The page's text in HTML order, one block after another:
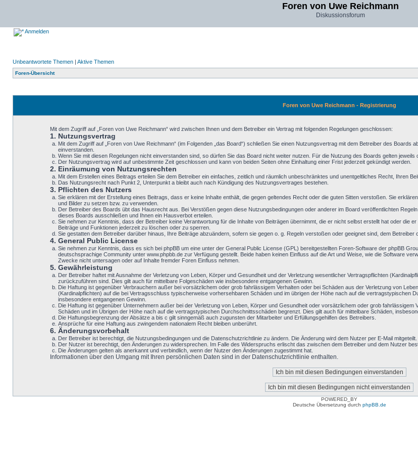
Foren von Uwe Reichmann
Diskussionsforum
Anmelden
Unbeantwortete Themen | Aktive Themen
Foren-Übersicht
Foren von Uwe Reichmann - Registrierung
Mit dem Zugriff auf „Foren von Uwe Reichmann“ wird zwischen Ihnen und dem Betreiber ein Vertrag mit folgenden Regelungen geschlossen:
1. Nutzungsvertrag
Mit dem Zugriff auf „Foren von Uwe Reichmann“ (im Folgenden „das Board“) schließen Sie einen Nutzungsvertrag mit dem Betreiber des Boards
einverstanden.
Wenn Sie mit diesen Regelungen nicht einverstanden sind, so dürfen Sie das Board nicht weiter nutzen. Für die Nutzung des Boards gelten jeweils
Der Nutzungsvertrag wird auf unbestimmte Zeit geschlossen und kann von beiden Seiten ohne Einhaltung einer Frist jederzeit gekündigt werden.
2. Einräumung von Nutzungsrechten
Mit dem Erstellen eines Beitrags erteilen Sie dem Betreiber ein einfaches, zeitlich und räumlich unbeschränktes und unentgeltliches Recht, Ihren
Das Nutzungsrecht nach Punkt 2, Unterpunkt a bleibt auch nach Kündigung des Nutzungsvertrages bestehen.
3. Pflichten des Nutzers
Sie erklären mit der Erstellung eines Beitrags, dass er keine Inhalte enthält, die gegen geltendes Recht oder die guten Sitten verstoßen. Sie
und Bilder zu setzen bzw. zu verwenden.
Der Betreiber des Boards übt das Hausrecht aus. Bei Verstößen gegen diese Nutzungsbedingungen oder anderer im Board veröffentlichten
dieses Boards ausschließen und Ihnen ein Hausverbot erteilen.
Sie nehmen zur Kenntnis, dass der Betreiber keine Verantwortung für die Inhalte von Beiträgen übernimmt, die er nicht selbst erstellt hat oder die
Beiträge und Funktionen jederzeit zu löschen oder zu sperren.
Sie gestatten dem Betreiber darüber hinaus, Ihre Beiträge abzuändern, sofern sie gegen o. g. Regeln verstoßen oder geeignet sind, dem Betreiber
4. General Public License
Sie nehmen zur Kenntnis, dass es sich bei phpBB um eine unter der General Public License (GPL) bereitgestellten Foren-Software der phpBB
deutschsprachige Community unter www.phpbb.de zur Verfügung gestellt. Beide haben keinen Einfluss auf die Art und Weise, wie die Software
Zwecke nicht untersagen oder auf Inhalte fremder Foren Einfluss nehmen.
5. Gewährleistung
Der Betreiber haftet mit Ausnahme der Verletzung von Leben, Körper und Gesundheit und der Verletzung wesentlicher Vertragspflichten
zurückzuführen sind. Dies gilt auch für mittelbare Folgeschäden wie insbesondere entgangenen Gewinn.
Die Haftung ist gegenüber Verbrauchern außer bei vorsätzlichem oder grob fahrlässigem Verhalten oder bei Schäden aus der Verletzung von
(Kardinalpflichten) auf die bei Vertragsschluss typischerweise vorhersehbaren Schäden und im übrigen der Höhe nach auf die vertragstypischen
insbesondere entgangenen Gewinn.
Die Haftung ist gegenüber Unternehmern außer bei der Verletzung von Leben, Körper und Gesundheit oder vorsätzlichem oder grob
Schäden und im Übrigen der Höhe nach auf die vertragstypischen Durchschnittsschäden begrenzt. Dies gilt auch für mittelbare Schäden,
Die Haftungsbegrenzung der Absätze a bis c gilt sinngemäß auch zugunsten der Mitarbeiter und Erfüllungsgehilfen des Betreibers.
Ansprüche für eine Haftung aus zwingendem nationalem Recht bleiben unberührt.
6. Änderungsvorbehalt
Der Betreiber ist berechtigt, die Nutzungsbedingungen und die Datenschutzrichtlinie zu ändern. Die Änderung wird dem Nutzer per E-Mail mitgeteilt.
Der Nutzer ist berechtigt, den Änderungen zu widersprechen. Im Falle des Widerspruchs erlischt das zwischen dem Betreiber und dem Nutzer
Die Änderungen gelten als anerkannt und verbindlich, wenn der Nutzer den Änderungen zugestimmt hat.
Informationen über den Umgang mit Ihren persönlichen Daten sind in der Datenschutzrichtlinie enthalten.
POWERED_BY
Deutsche Übersetzung durch phpBB.de